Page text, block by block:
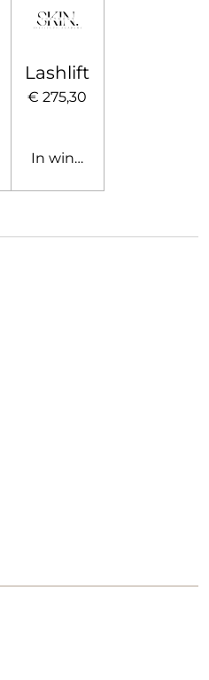
Lashlift
€ 275,30
In winkelwagen